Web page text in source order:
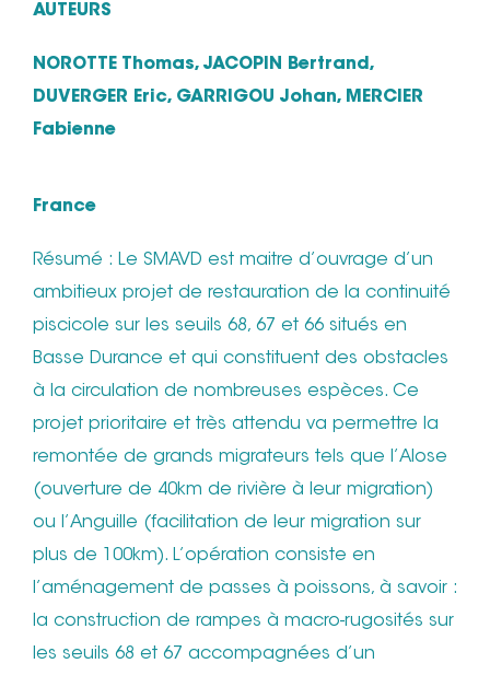
AUTEURS
NOROTTE Thomas, JACOPIN Bertrand,
DUVERGER Eric, GARRIGOU Johan, MERCIER
Fabienne
France
Résumé : Le SMAVD est maitre d’ouvrage d’un
ambitieux projet de restauration de la continuité
piscicole sur les seuils 68, 67 et 66 situés en
Basse Durance et qui constituent des obstacles
à la circulation de nombreuses espèces. Ce
projet prioritaire et très attendu va permettre la
remontée de grands migrateurs tels que l’Alose
(ouverture de 40km de rivière à leur migration)
ou l’Anguille (facilitation de leur migration sur
plus de 100km). L’opération consiste en
l’aménagement de passes à poissons, à savoir :
la construction de rampes à macro-rugosités sur
les seuils 68 et 67 accompagnées d’un